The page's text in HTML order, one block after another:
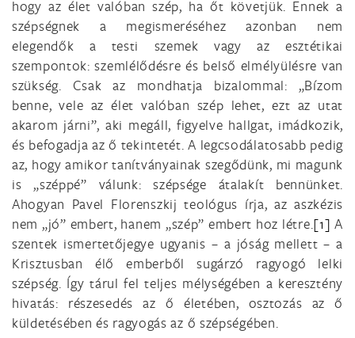
hogy az élet valóban szép, ha őt követjük. Ennek a
szépségnek a megismeréséhez azonban nem
elegendők a testi szemek vagy az esztétikai
szempontok: szemlélődésre és belső elmélyülésre van
szükség. Csak az mondhatja bizalommal: „Bízom
benne, vele az élet valóban szép lehet, ezt az utat
akarom járni”, aki megáll, figyelve hallgat, imádkozik,
és befogadja az ő tekintetét. A legcsodálatosabb pedig
az, hogy amikor tanítványainak szegődünk, mi magunk
is „széppé” válunk: szépsége átalakít bennünket.
Ahogyan Pavel Florenszkij teológus írja, az aszkézis
nem „jó” embert, hanem „szép” embert hoz létre.[1] A
szentek ismertetőjegye ugyanis – a jóság mellett – a
Krisztusban élő emberből sugárzó ragyogó lelki
szépség. Így tárul fel teljes mélységében a keresztény
hivatás: részesedés az ő életében, osztozás az ő
küldetésében és ragyogás az ő szépségében.